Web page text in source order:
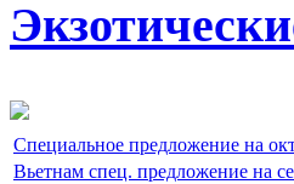
Специальное предложение на
Вьетнам спец. предложение на